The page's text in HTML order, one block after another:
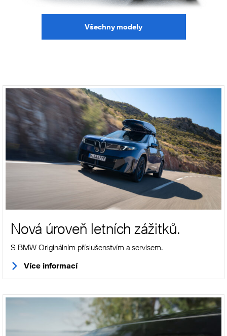
Všechny modely
Nová úroveň letních zážitků.
S BMW Originálním příslušenstvím a servisem.
Více informací